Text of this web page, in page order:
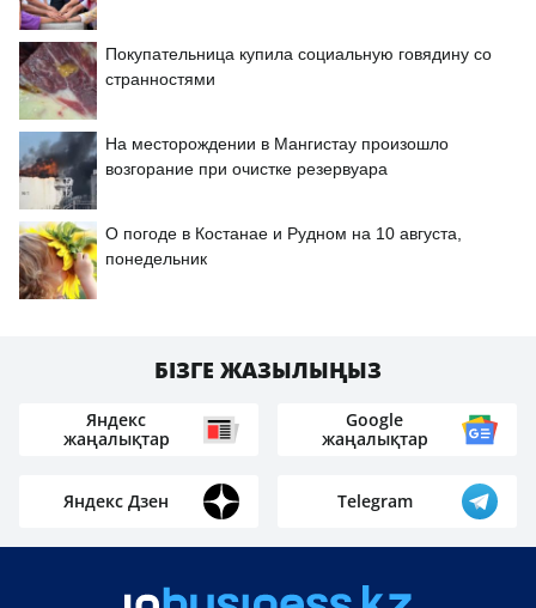
Покупательница купила социальную говядину со
странностями
На месторождении в Мангистау произошло
возгорание при очистке резервуара
О погоде в Костанае и Рудном на 10 августа,
понедельник
БІЗГЕ ЖАЗЫЛЫҢЫЗ
Яндекс
жаңалықтар
Google
жаңалықтар
Яндекс Дзен Telegram